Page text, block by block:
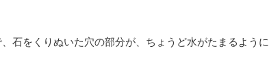
石をくりぬいた穴の部分が、ちょうど水がたまるように